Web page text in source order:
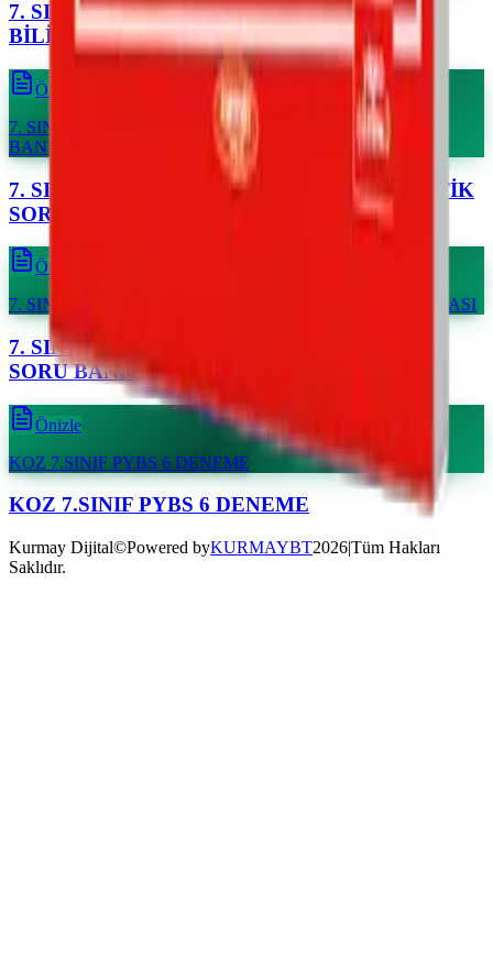
Önizle
7. SINIF KOZ (Kolay – Orta – Zor) MATEMATİK SORU
BANKASI
Önizle
7. SINIF KOZ (Kolay – Orta – Zor) TÜRKÇE SORU BANKASI
Önizle
KOZ 7.SINIF PYBS 6 DENEME
Kurmay Dijital©Powered byKURMAYBT2026|Tüm Hakları
Saklıdır.